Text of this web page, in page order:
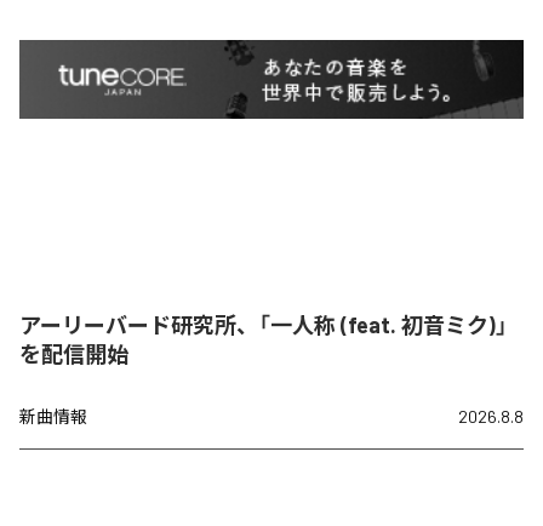
アーリーバード研究所、「一人称 (feat. 初音ミク)」
を配信開始
新曲情報 2026.8.8